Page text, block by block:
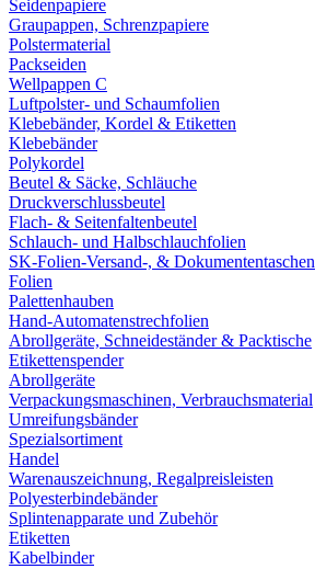
Seidenpapiere
Graupappen, Schrenzpapiere
Polstermaterial
Packseiden
Wellpappen C
Luftpolster- und Schaumfolien
Klebebänder, Kordel & Etiketten
Klebebänder
Polykordel
Beutel & Säcke, Schläuche
Druckverschlussbeutel
Flach- & Seitenfaltenbeutel
Schlauch- und Halbschlauchfolien
SK-Folien-Versand-, & Dokumententaschen
Folien
Palettenhauben
Hand-Automatenstrechfolien
Abrollgeräte, Schneideständer & Packtische
Etikettenspender
Abrollgeräte
Verpackungsmaschinen, Verbrauchsmaterial
Umreifungsbänder
Spezialsortiment
Handel
Warenauszeichnung, Regalpreisleisten
Polyesterbindebänder
Splintenapparate und Zubehör
Etiketten
Kabelbinder